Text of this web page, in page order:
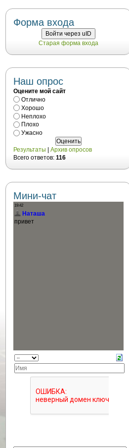
Форма входа
Войти через uID
Старая форма входа
Наш опрос
Оцените мой сайт
Отлично
Хорошо
Неплохо
Плохо
Ужасно
Результаты
Архив опросов
Всего ответов: 116
Мини-чат